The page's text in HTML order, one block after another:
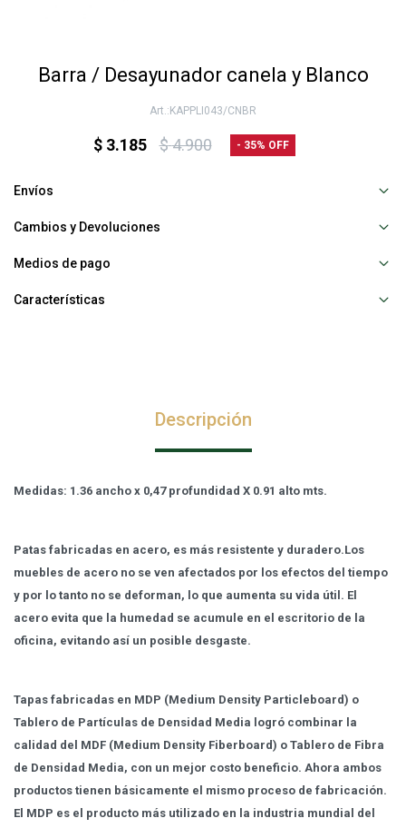
Barra / Desayunador canela y Blanco
KAPPLI043/CNBR
$ 3.185 $4.900 35
Envíos
Cambios y Devoluciones
Medios de pago
Características
Descripción
Medidas: 1.36 ancho x 0,47 profundidad X 0.91 alto mts.
Patas fabricadas en acero, es más resistente y duradero.Los
muebles de acero no se ven afectados por los efectos del tiempo
y por lo tanto no se deforman, lo que aumenta su vida útil. El
acero evita que la humedad se acumule en el escritorio de la
oficina, evitando así un posible desgaste.
Tapas fabricadas en MDP (Medium Density Particleboard) o
Tablero de Partículas de Densidad Media logró combinar la
calidad del MDF (Medium Density Fiberboard) o Tablero de Fibra
de Densidad Media, con un mejor costo beneficio. Ahora ambos
productos tienen básicamente el mismo proceso de fabricación.
El MDP es el producto más utilizado en la industria mundial del